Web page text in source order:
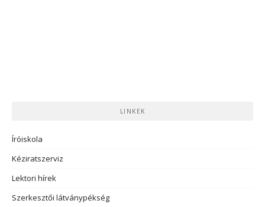
LINKEK
Íróiskola
Kéziratszerviz
Lektori hírek
Szerkesztői látványpékség